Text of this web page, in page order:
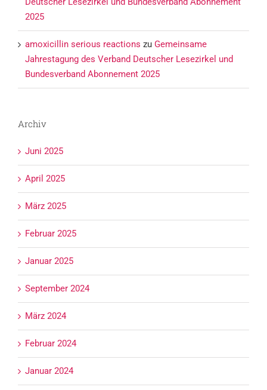
2025
amoxicillin serious reactions zu Gemeinsame
Jahrestagung des Verband Deutscher Lesezirkel und
Bundesverband Abonnement 2025
Archiv
Juni 2025
April 2025
März 2025
Februar 2025
Januar 2025
September 2024
März 2024
Februar 2024
Januar 2024